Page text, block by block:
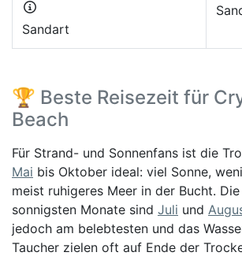
Sandart
🏆 Beste Reisezeit für
Beach
Für Strand- und Sonnenfans ist die
Mai bis Oktober ideal: viel Sonne,
meist ruhigeres Meer in der Bucht.
sonnigsten Monate sind Juli und
jedoch am belebtesten und das
Taucher zielen oft auf Ende der